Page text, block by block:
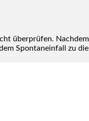
über­prü­fen.
Spon­ta­n­ein­fall zu